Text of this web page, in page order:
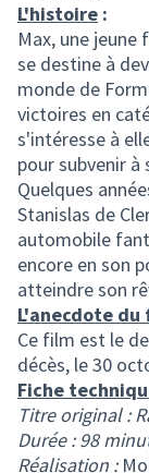
L'histoire :
Max, une
se destine à
monde de
victoires en
s'intéresse à
pour subvenir à
Quelques
Stanislas de
automobile
encore en son
atteindre son
L'anecdote du
Ce film est le
décès, le 30
Fiche
Titre original :
Durée : 98
Réalisation :